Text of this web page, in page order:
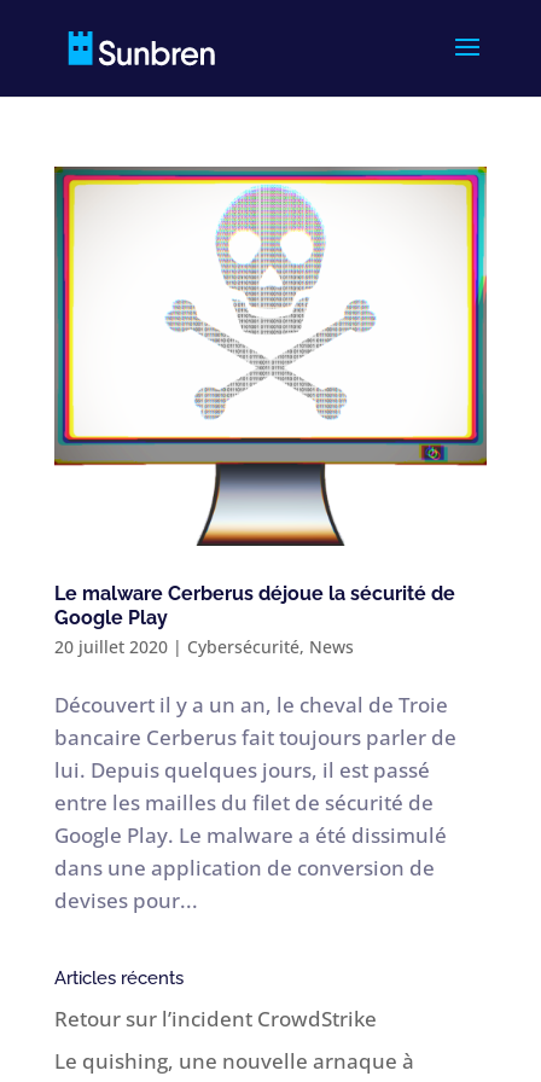
Le malware Cerberus déjoue la sécurité de
Google Play
20 juillet 2020| Cybersécurité, News
Découvert il y a un an, le cheval de Troie
bancaire Cerberus fait toujours parler de
lui. Depuis quelques jours, il est passé
entre les mailles du filet de sécurité de
Google Play. Le malware a été dissimulé
dans une application de conversion de
devises pour...
Articles récents
Retour sur l’incident CrowdStrike
Le quishing, une nouvelle arnaque à